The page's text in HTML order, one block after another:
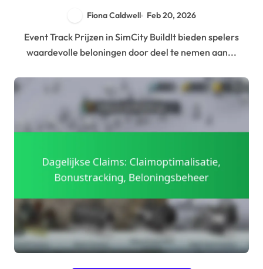
Fiona Caldwell Feb 20, 2026
Event Track Prijzen in SimCity BuildIt bieden spelers
waardevolle beloningen door deel te nemen aan...